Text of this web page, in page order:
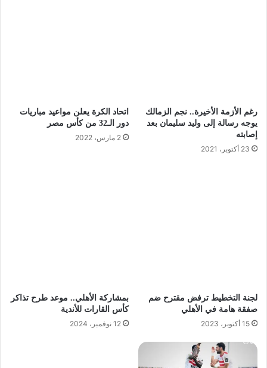
رغم الأزمة الأخيرة.. نجم الزمالك
يوجه رسالة إلى وليد سليمان بعد
إصابته
23 أكتوبر، 2021
اتحاد الكرة يعلن مواعيد مباريات
دور الـ32 من كأس مصر
2 مارس، 2022
لجنة التخطيط ترفض مقترح ضم
صفقة هامة في الأهلي
15 أكتوبر، 2023
بمشاركة الأهلي.. موعد طرح تذاكر
كأس القارات للأندية
12 نوفمبر، 2024